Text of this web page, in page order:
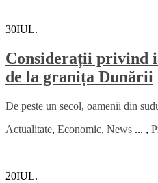
30IUL.
Considerații privind
de la granița Dunării
De peste un secol, oamenii din
Actualitate, Economic, News ... ,
20IUL.